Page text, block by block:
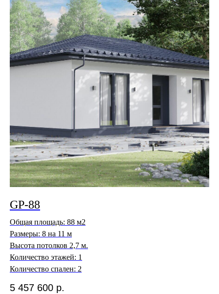
GP-88
Общая площадь: 88 м2
Размеры: 8 на 11 м
Высота потолков 2,7 м.
Количество этажей: 1
Количество спален: 2
5 457 600 р.